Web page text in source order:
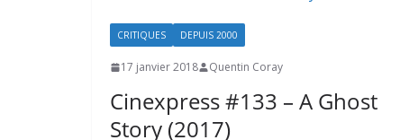
CRITIQUES DEPUIS 2000
17 janvier 2018 Quentin Coray
Cinexpress #133 – A Ghost
Story (2017)